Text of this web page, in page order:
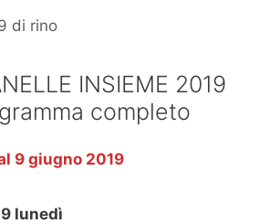
di rino
INSIEME 2019
completo
9 giugno 2019
lunedì